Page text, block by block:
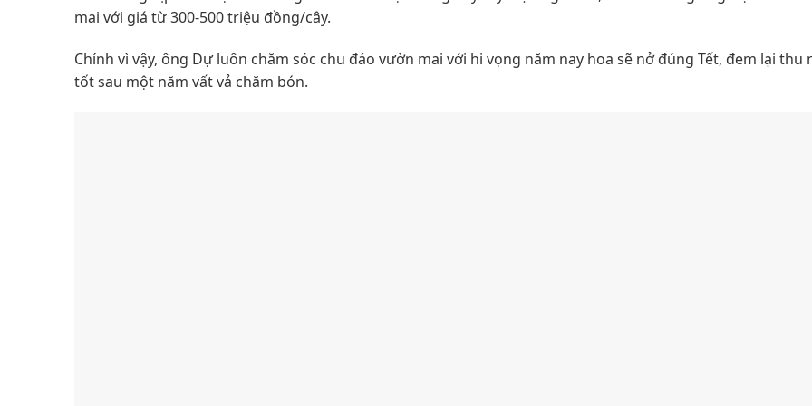
mai với giá từ 300-500 triệu đồng/cây.
Chính vì vậy, ông Dự luôn chăm sóc chu đáo vườn mai với hi vọng năm nay hoa sẽ nở đúng Tết, đem lại thu
tốt sau một năm vất vả chăm bón.